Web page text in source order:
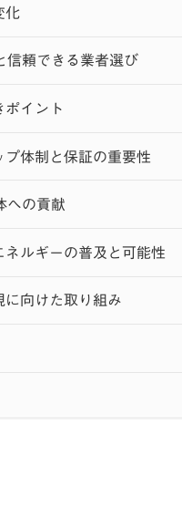
化
信頼できる業者選び
ポイント
体制と保証の重要性
への貢献
ルギーの普及と可能性
に向けた取り組み